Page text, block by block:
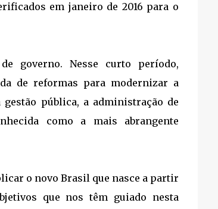
em janeiro de 2016 para o
governo. Nesse curto período,
de reformas para modernizar a
pública, a administração de
como a mais abrangente
o novo Brasil que nasce a partir
que nos têm guiado nesta